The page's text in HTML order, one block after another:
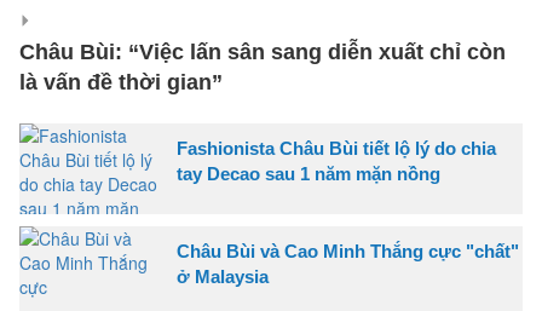
Châu Bùi: “Việc lấn sân sang diễn xuất chỉ còn
là vấn đề thời gian”
Fashionista Châu Bùi tiết lộ lý do chia
tay Decao sau 1 năm mặn nồng
Châu Bùi và Cao Minh Thắng cực "chất"
ở Malaysia